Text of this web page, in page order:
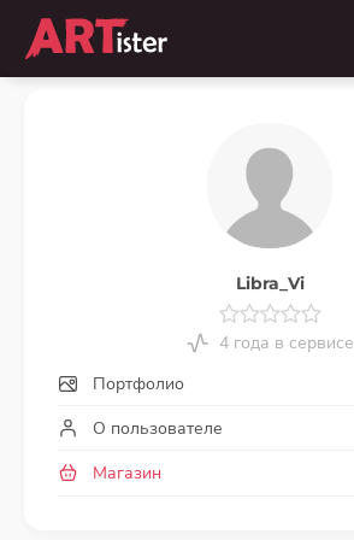
Libra_Vi
4 года в сервисе
Портфолио
О пользователе
Магазин